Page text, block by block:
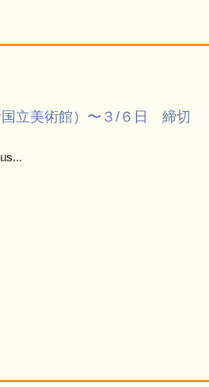
立美術館）〜３/６日 締切